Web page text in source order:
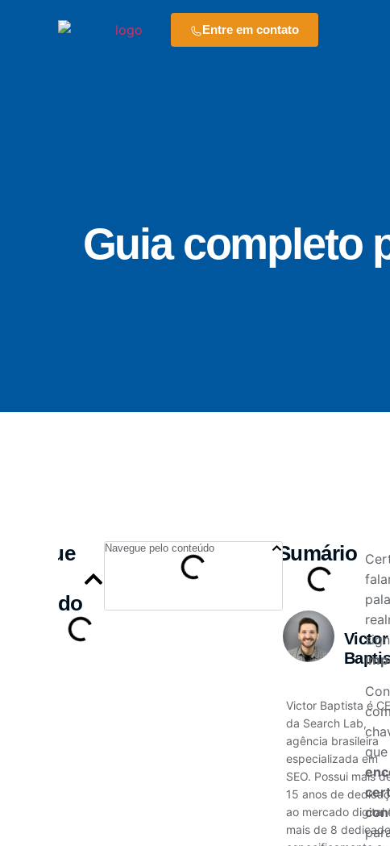
Entre em contato
Guia completo
Navegue pelo conteúdo Sumário
Victor
Victor Baptista é
da Search Lab,
agência brasileira
especializada em
SEO. Possui mais
15 anos de
ao mercado digital
mais de 8